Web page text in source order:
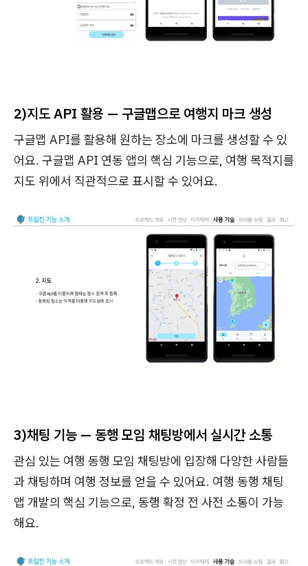
2)지도 API 활용 — 구글맵으로 여행지 마크 생성
구글맵 API를 활용해 원하는 장소에 마크를 생성할 수 있
어요. 구글맵 API 연동 앱의 핵심 기능으로, 여행 목적지를
지도 위에서 직관적으로 표시할 수 있어요.
3)채팅 기능 — 동행 모임 채팅방에서 실시간 소통
관심 있는 여행 동행 모임 채팅방에 입장해 다양한 사람들
과 채팅하며 여행 정보를 얻을 수 있어요. 여행 동행 채팅
앱 개발의 핵심 기능으로, 동행 확정 전 사전 소통이 가능
해요.